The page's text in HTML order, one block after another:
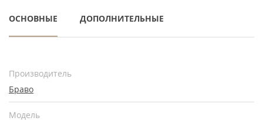
ОСНОВНЫЕ ДОПОЛНИТЕЛЬНЫЕ
Производитель
Браво
Модель